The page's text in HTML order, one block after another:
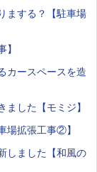
まする？【駐車場
カースペースを造
した【モミジ】
場拡張工事②】
しました【和風の